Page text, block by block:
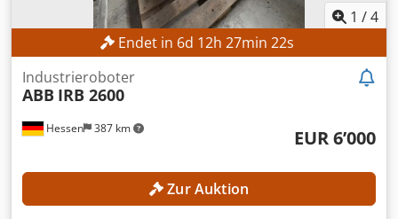
1 /4
Endet in 6d 12h 27min 21s
Hessen 387 km
Industrieroboter
ABB IRB 2600
EUR 6’000
Zur Auktion